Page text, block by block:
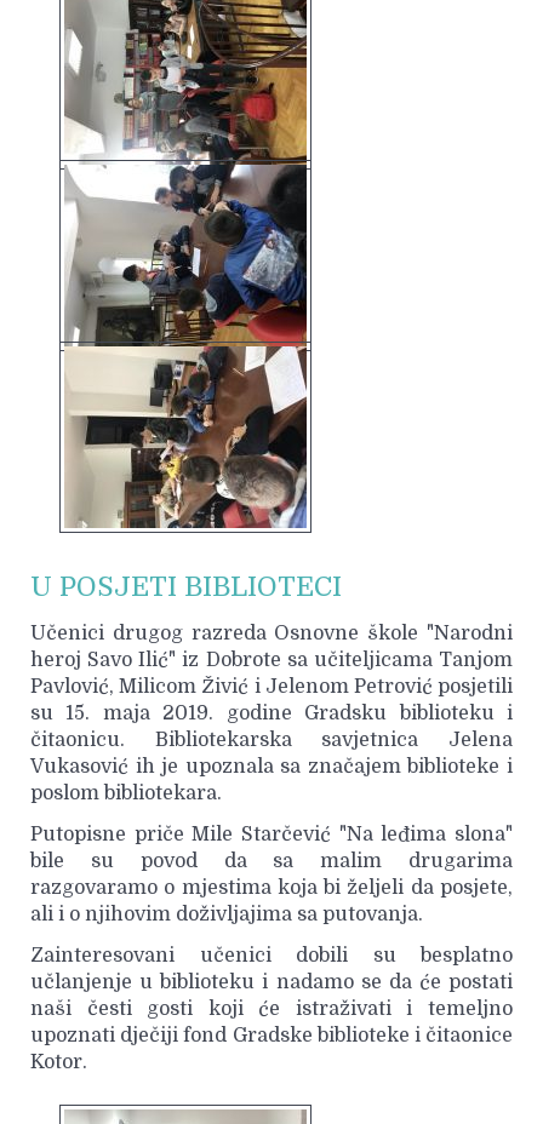
U POSJETI BIBLIOTECI
Učenici drugog razreda Osnovne škole "Narodni
heroj Savo Ilić" iz Dobrote sa učiteljicama Tanjom
Pavlović, Milicom Živić i Jelenom Petrović posjetili
su 15. maja 2019. godine Gradsku biblioteku i
čitaonicu. Bibliotekarska savjetnica Jelena
Vukasović ih je upoznala sa značajem biblioteke i
poslom bibliotekara.
Putopisne priče Mile Starčević "Na leđima slona"
bile su povod da sa malim drugarima
razgovaramo o mjestima koja bi željeli da posjete,
ali i o njihovim doživljajima sa putovanja.
Zainteresovani učenici dobili su besplatno
učlanjenje u biblioteku i nadamo se da će postati
naši česti gosti koji će istraživati i temeljno
upoznati dječiji fond Gradske biblioteke i čitaonice
Kotor.